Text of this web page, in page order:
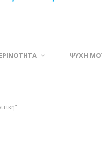
ΨΥΧΗ